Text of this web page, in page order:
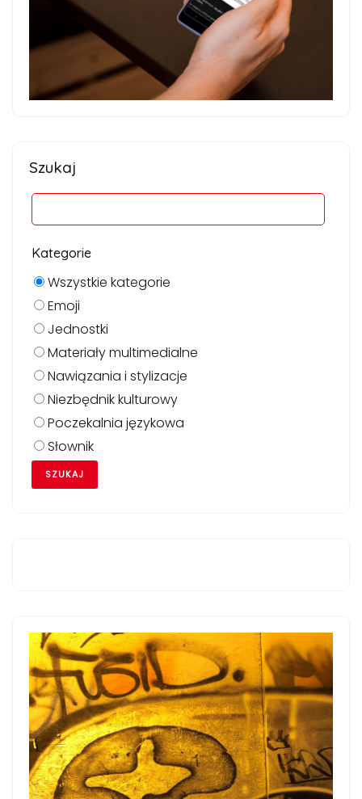
Szukaj
Kategorie
Wszystkie kategorie
Emoji
Jednostki
Materiały multimedialne
Nawiązania i stylizacje
Niezbędnik kulturowy
Poczekalnia językowa
Słownik